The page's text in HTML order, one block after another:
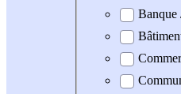
Banque